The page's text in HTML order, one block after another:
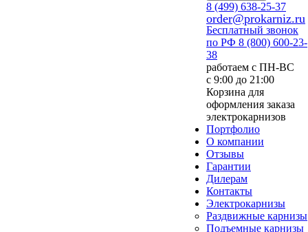
8 (499) 638-25-37
order@prokarniz.ru
Бесплатный звонок
по РФ 8 (800) 600-23-
38
работаем с ПН-ВС
с 9:00 до 21:00
Корзина для
оформления заказа
электрокарнизов
Портфолио
О компании
Отзывы
Гарантии
Дилерам
Контакты
Электрокарнизы
Раздвижные карнизы
Подъемные карнизы